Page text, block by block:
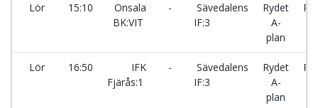
Lör 15:10
Onsala
BK:VIT
-
Sävedalens
IF:3
Rydet
A-
plan
Lör 16:50
IFK
Fjärås:1
-
Sävedalens
IF:3
Rydet
A-
plan